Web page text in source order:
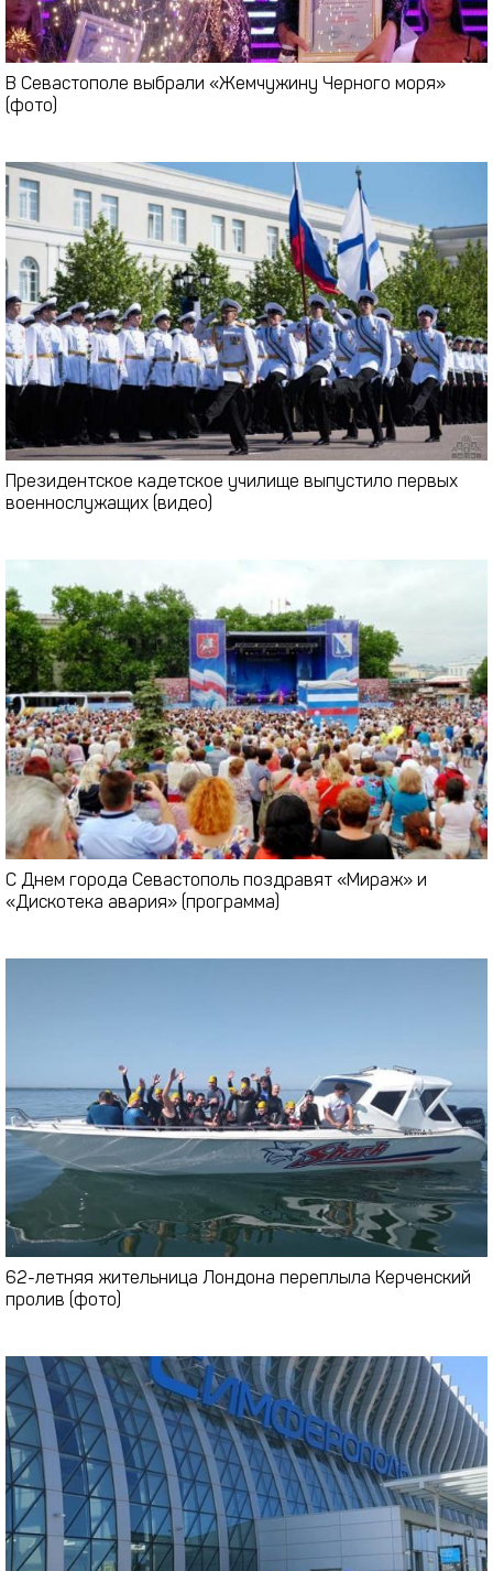
В Севастополе выбрали «Жемчужину Черного моря»
(фото)
Президентское кадетское училище выпустило первых
военнослужащих (видео)
С Днем города Севастополь поздравят «Мираж» и
«Дискотека авария» (программа)
62-летняя жительница Лондона переплыла Керченский
пролив (фото)